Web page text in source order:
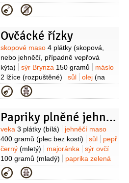
3 lžíce
sůl
Kategorie
Ovčácké řízky
Suroviny
skopové maso 4 plátky (skopová,
nebo jehněčí, případně vepřová
kýta)
sýr Brynza 150 gramů
máslo
2 lžíce (rozpuštěné) sůl olej (na
smažení)
(na ozdobení)
Na obalení: mouka
potřeby)
vejce 2 kusy strouhanka
Kategorie
Papriky plněné jehněčím a ovčím sýrem
Suroviny
veka 3 plátky (bílá)
jehněčí maso
400 gramů (plec bez kosti) sůl
pepř
černý (mletý) majoránka
sýr ovčí
100 gramů (mladý)
paprika zelená
8 kusů
(tenkostěnná)
pokapání) Na omáčku: olej olivový
Kategorie